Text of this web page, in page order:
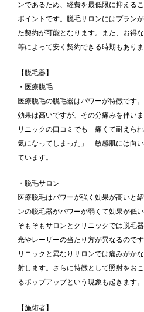
ンであるため、経費を最低限に抑える
ポイントです。脱毛サロンにはプラン
た契約が可能となります。また、お得
等によって安く契約できる時期もありま
【脱毛器】
・医療脱毛
医療脱毛の脱毛器はパワーが特徴です
効果は高いですが、その分痛みを伴い
リニックの口コミでも「痛くて耐えら
気になってしまった」「敏感肌には向
ています。
・脱毛サロン
医療脱毛はパワーが強く効果が高いと
ンの脱毛器がパワーが弱くて効果が低
そもそもサロンとクリニックでは脱毛
光やレーザーの当たり方が異なるので
リニックと異なりサロンでは痛みがか
射します。さらに特徴として照射をお
るポップアップという現象も起きます。
【施術者】